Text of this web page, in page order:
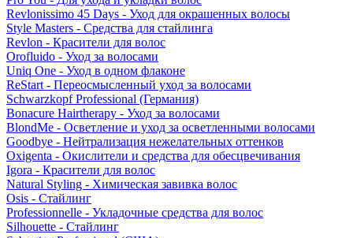
Revlonissimo 45 Days - Уход для окрашенных волосы
Style Masters - Средства для стайлинга
Revlon - Красители для волос
Orofluido - Уход за волосами
Uniq One - Уход в одном флаконе
ReStart - Переосмысленный уход за волосами
Schwarzkopf Professional (Германия)
Bonacure Hairtherapy - Уход за волосами
BlondMe - Осветление и уход за осветленными волосами
Goodbye - Нейтрализация нежелательных оттенков
Oxigenta - Окислители и средства для обесцвечивания
Igora - Красители для волос
Natural Styling - Химическая завивка волос
Osis - Стайлинг
Professionnelle - Укладочные средства для волос
Silhouette - Стайлинг